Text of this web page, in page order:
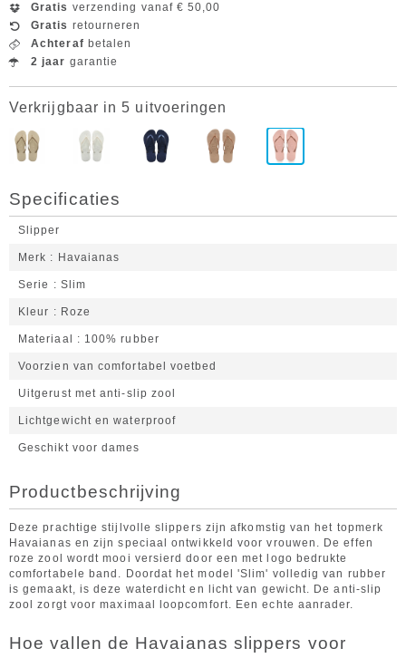
Gratis verzending vanaf € 50,00
Gratis retourneren
Achteraf betalen
2 jaar garantie
Verkrijgbaar in 5 uitvoeringen
Specificaties
Slipper
Merk Havaianas
Serie Slim
Kleur Roze
Materiaal 100% rubber
Voorzien van comfortabel voetbed
Uitgerust met anti-slip zool
Lichtgewicht en waterproof
Geschikt voor dames
Productbeschrijving
Deze prachtige stijlvolle slippers zijn afkomstig van het topmerk
Havaianas en zijn speciaal ontwikkeld voor vrouwen. De effen
roze zool wordt mooi versierd door een met logo bedrukte
comfortabele band. Doordat het model 'Slim' volledig van rubber
is gemaakt, is deze waterdicht en licht van gewicht. De anti-slip
zool zorgt voor maximaal loopcomfort. Een echte aanrader.
Hoe vallen de Havaianas slippers voor